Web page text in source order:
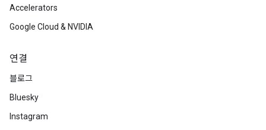
Accelerators
Google Cloud & NVIDIA
연결
블로그
Bluesky
Instagram